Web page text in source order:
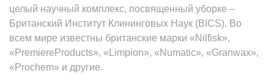
целый научный комплекс, посвященный уборке –
Британский Институт Клининговых Наук (BICS). Во
всем мире известны британские марки «Nilfisk»,
«PremiereProducts», «Limpion», «Numatic», «Granwax»,
«Prochem» и другие.